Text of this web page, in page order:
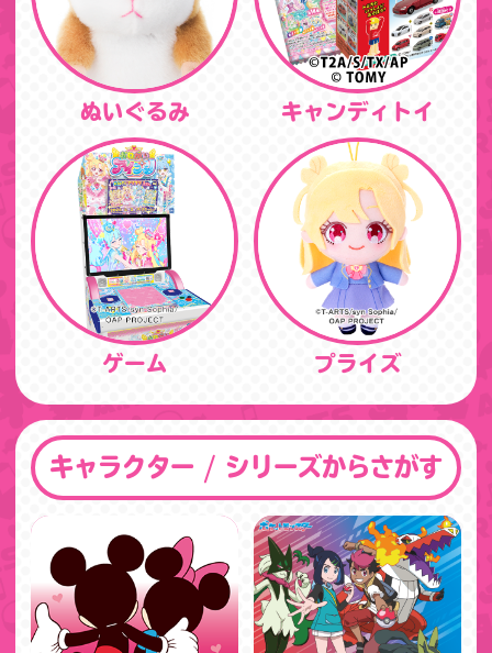
ぬいぐるみ キャンディトイ
ゲーム プライズ
キャラクター / シリーズからさがす